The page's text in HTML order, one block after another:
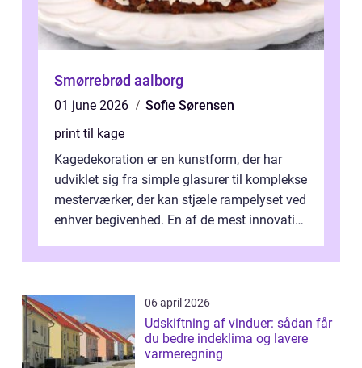
Smørrebrød aalborg
01 june 2026
Sofie Sørensen
print til kage
Kagedekoration er en kunstform, der har
udviklet sig fra simple glasurer til komplekse
mesterværker, der kan stjæle rampelyset ved
enhver begivenhed. En af de mest innovative
06 april 2026
Udskiftning af vinduer: sådan får
du bedre indeklima og lavere
varmeregning